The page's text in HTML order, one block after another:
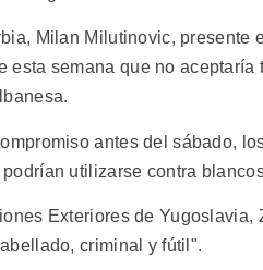
Milan Milutinovic, presente
esta semana que no
antes del sábado,
utilizarse contra
Exteriores de
criminal y fútil".